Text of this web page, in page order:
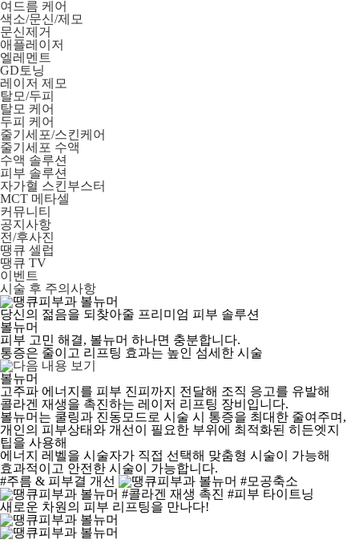
여드름 케어
색소/문신/제모
문신제거
애플레이저
엘레멘트
GD토닝
레이저 제모
탈모/두피
탈모 케어
두피 케어
줄기세포/스킨케어
줄기세포 수액
수액 솔루션
피부 솔루션
자가혈 스킨부스터
MCT 메타셀
커뮤니티
공지사항
전/후사진
땡큐 셀럽
땡큐 TV
이벤트
시술 후 주의사항
당신의 젊음을 되찾아줄 프리미엄 피부 솔루션
볼뉴머
피부 고민 해결, 볼뉴머 하나면 충분합니다.
통증은 줄이고 리프팅 효과는 높인 섬세한 시술
볼뉴머
고주파 에너지를 피부 진피까지 전달해 조직 응고를 유발해
콜라겐 재생을 촉진하는 레이저 리프팅 장비입니다.
볼뉴머는 쿨링과 진동모드로 시술 시 통증을 최대한 줄여주며,
개인의 피부상태와 개선이 필요한 부위에 최적화된 히든엣지
팁을 사용해
에너지 레벨을 시술자가 직접 선택해 맞춤형 시술이 가능해
효과적이고 안전한 시술이 가능합니다.
#주름 & 피부결 개선
#모공축소
#콜라겐 재생 촉진 #피부 타이트닝
새로운 차원의 피부 리프팅을 만나다!